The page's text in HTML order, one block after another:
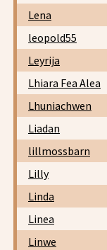
Lena
leopold55
Leyrija
Lhiara Fea Alea
Lhuniachwen
Liadan
lillmossbarn
Lilly
Linda
Linea
Linwe